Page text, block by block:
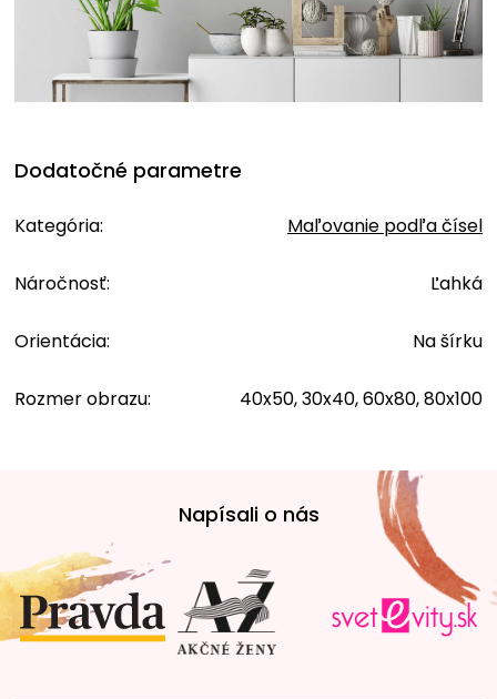
Dodatočné parametre
Kategória: Maľovanie podľa čísel
Náročnosť: Ľahká
Orientácia: Na šírku
Rozmer obrazu: 40x50, 30x40, 60x80, 80x100
t
i
e
Napísali o nás